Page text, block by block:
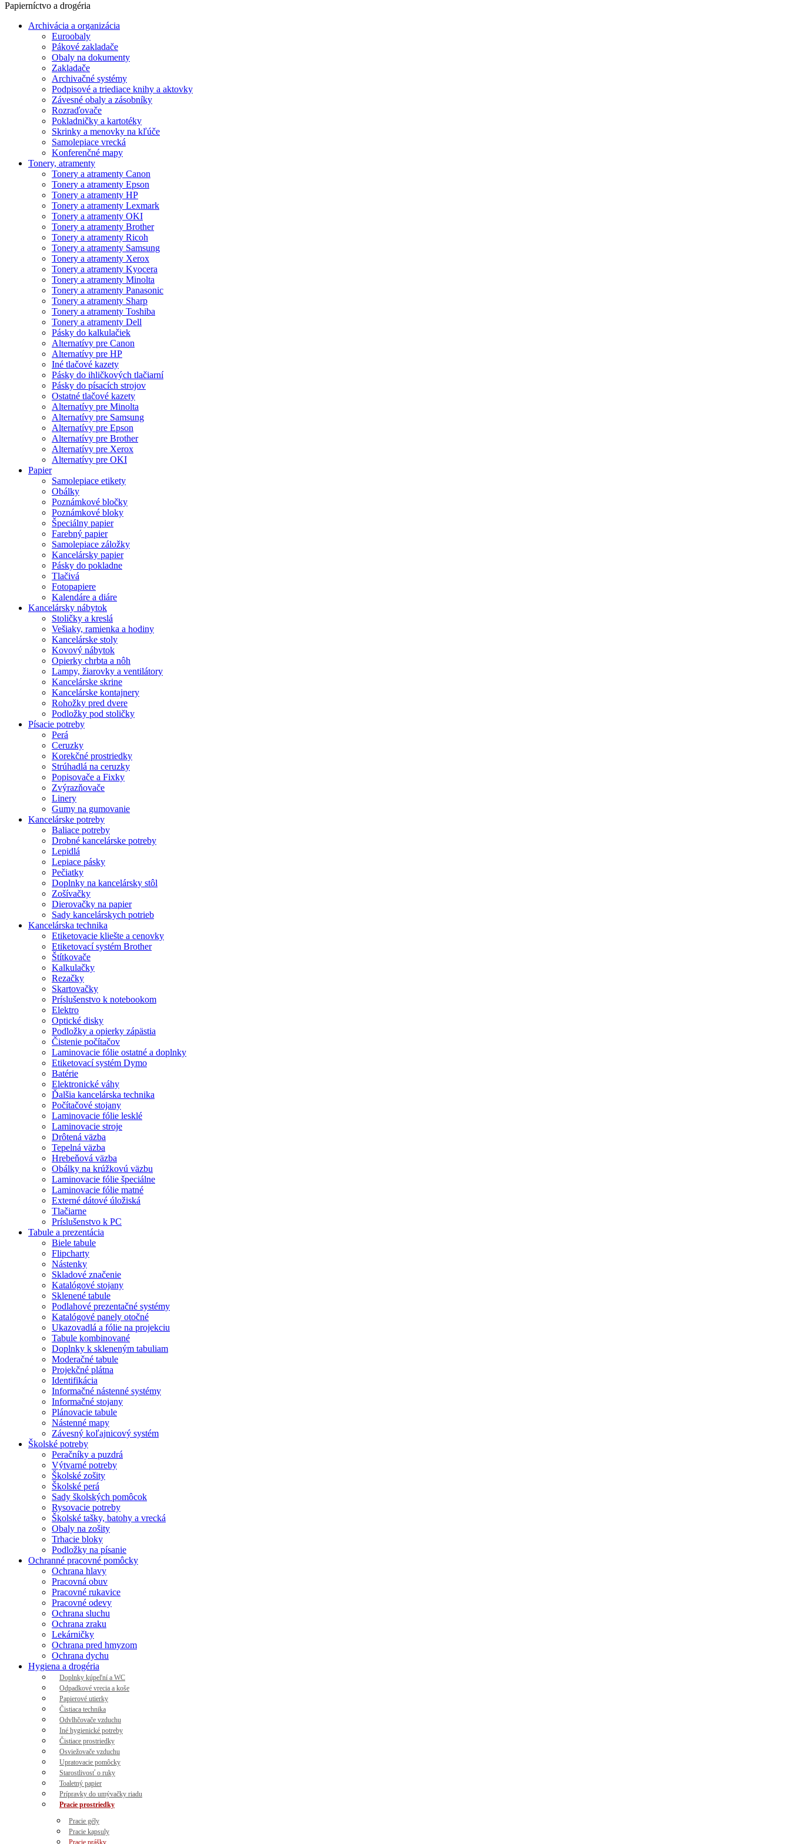
Papierníctvo a drogéria
Archivácia a organizácia
Euroobaly
Pákové zakladače
Obaly na dokumenty
Zakladače
Archivačné systémy
Podpisové a triediace knihy a aktovky
Závesné obaly a zásobníky
Rozraďovače
Pokladničky a kartotéky
Skrinky a menovky na kľúče
Samolepiace vrecká
Konferenčné mapy
Tonery, atramenty
Tonery a atramenty Canon
Tonery a atramenty Epson
Tonery a atramenty HP
Tonery a atramenty Lexmark
Tonery a atramenty OKI
Tonery a atramenty Brother
Tonery a atramenty Ricoh
Tonery a atramenty Samsung
Tonery a atramenty Xerox
Tonery a atramenty Kyocera
Tonery a atramenty Minolta
Tonery a atramenty Panasonic
Tonery a atramenty Sharp
Tonery a atramenty Toshiba
Tonery a atramenty Dell
Pásky do kalkulačiek
Alternatívy pre Canon
Alternatívy pre HP
Iné tlačové kazety
Pásky do ihličkových tlačiarní
Pásky do písacích strojov
Ostatné tlačové kazety
Alternatívy pre Minolta
Alternatívy pre Samsung
Alternatívy pre Epson
Alternatívy pre Brother
Alternatívy pre Xerox
Alternatívy pre OKI
Papier
Samolepiace etikety
Obálky
Poznámkové bločky
Poznámkové bloky
Špeciálny papier
Farebný papier
Samolepiace záložky
Kancelársky papier
Pásky do pokladne
Tlačivá
Fotopapiere
Kalendáre a diáre
Kancelársky nábytok
Stoličky a kreslá
Vešiaky, ramienka a hodiny
Kancelárske stoly
Kovový nábytok
Opierky chrbta a nôh
Lampy, žiarovky a ventilátory
Kancelárske skrine
Kancelárske kontajnery
Rohožky pred dvere
Podložky pod stoličky
Písacie potreby
Perá
Ceruzky
Korekčné prostriedky
Strúhadlá na ceruzky
Popisovače a Fixky
Zvýrazňovače
Linery
Gumy na gumovanie
Kancelárske potreby
Baliace potreby
Drobné kancelárske potreby
Lepidlá
Lepiace pásky
Pečiatky
Doplnky na kancelársky stôl
Zošívačky
Dierovačky na papier
Sady kancelárskych potrieb
Kancelárska technika
Etiketovacie kliešte a cenovky
Etiketovací systém Brother
Štítkovače
Kalkulačky
Rezačky
Skartovačky
Príslušenstvo k notebookom
Elektro
Optické disky
Podložky a opierky zápästia
Čistenie počítačov
Laminovacie fólie ostatné a doplnky
Etiketovací systém Dymo
Batérie
Elektronické váhy
Ďalšia kancelárska technika
Počítačové stojany
Laminovacie fólie lesklé
Laminovacie stroje
Drôtená väzba
Tepelná väzba
Hrebeňová väzba
Obálky na krúžkovú väzbu
Laminovacie fólie špeciálne
Laminovacie fólie matné
Externé dátové úložiská
Tlačiarne
Príslušenstvo k PC
Tabule a prezentácia
Biele tabule
Flipcharty
Nástenky
Skladové značenie
Katalógové stojany
Sklenené tabule
Podlahové prezentačné systémy
Katalógové panely otočné
Ukazovadlá a fólie na projekciu
Tabule kombinované
Doplnky k skleneným tabuliam
Moderačné tabule
Projekčné plátna
Identifikácia
Informačné nástenné systémy
Informačné stojany
Plánovacie tabule
Nástenné mapy
Závesný koľajnicový systém
Školské potreby
Peračníky a puzdrá
Výtvarné potreby
Školské zošity
Školské perá
Sady školských pomôcok
Rysovacie potreby
Školské tašky, batohy a vrecká
Obaly na zošity
Trhacie bloky
Podložky na písanie
Ochranné pracovné pomôcky
Ochrana hlavy
Pracovná obuv
Pracovné rukavice
Pracovné odevy
Ochrana sluchu
Ochrana zraku
Lekárničky
Ochrana pred hmyzom
Ochrana dychu
Hygiena a drogéria
Doplnky kúpeľní a WC
Odpadkové vrecia a koše
Papierové utierky
Čistiaca technika
Odvlhčovače vzduchu
Iné hygienické potreby
Čistiace prostriedky
Osviežovače vzduchu
Upratovacie pomôcky
Starostlivosť o ruky
Toaletný papier
Prípravky do umývačky riadu
Pracie prostriedky
Pracie gély
Pracie kapsuly
Pracie prášky